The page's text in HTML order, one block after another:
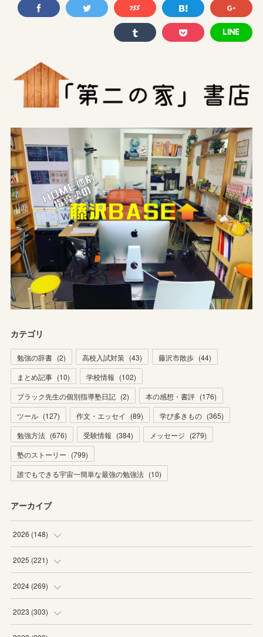
カテゴリ
勉強の辞書 (2) 高校入試対策 (43) 藤沢市散歩 (44)
まとめ記事 (10) 学校情報 (102)
ブラック先生の個別指導塾日記 (2) 本の感想・書評 (176)
ツール (127) 作文・エッセイ (89) 学び多きもの (365)
勉強方法 (676) 受験情報 (384) メッセージ (279)
塾のストーリー (799)
誰でもできる宇宙一簡単な最強の勉強法 (10)
アーカイブ
2026 (148)
(6)
(22
(20
(19
2025 (221)
(19
(20
(19
2024 (269)
(16
2023 (303)